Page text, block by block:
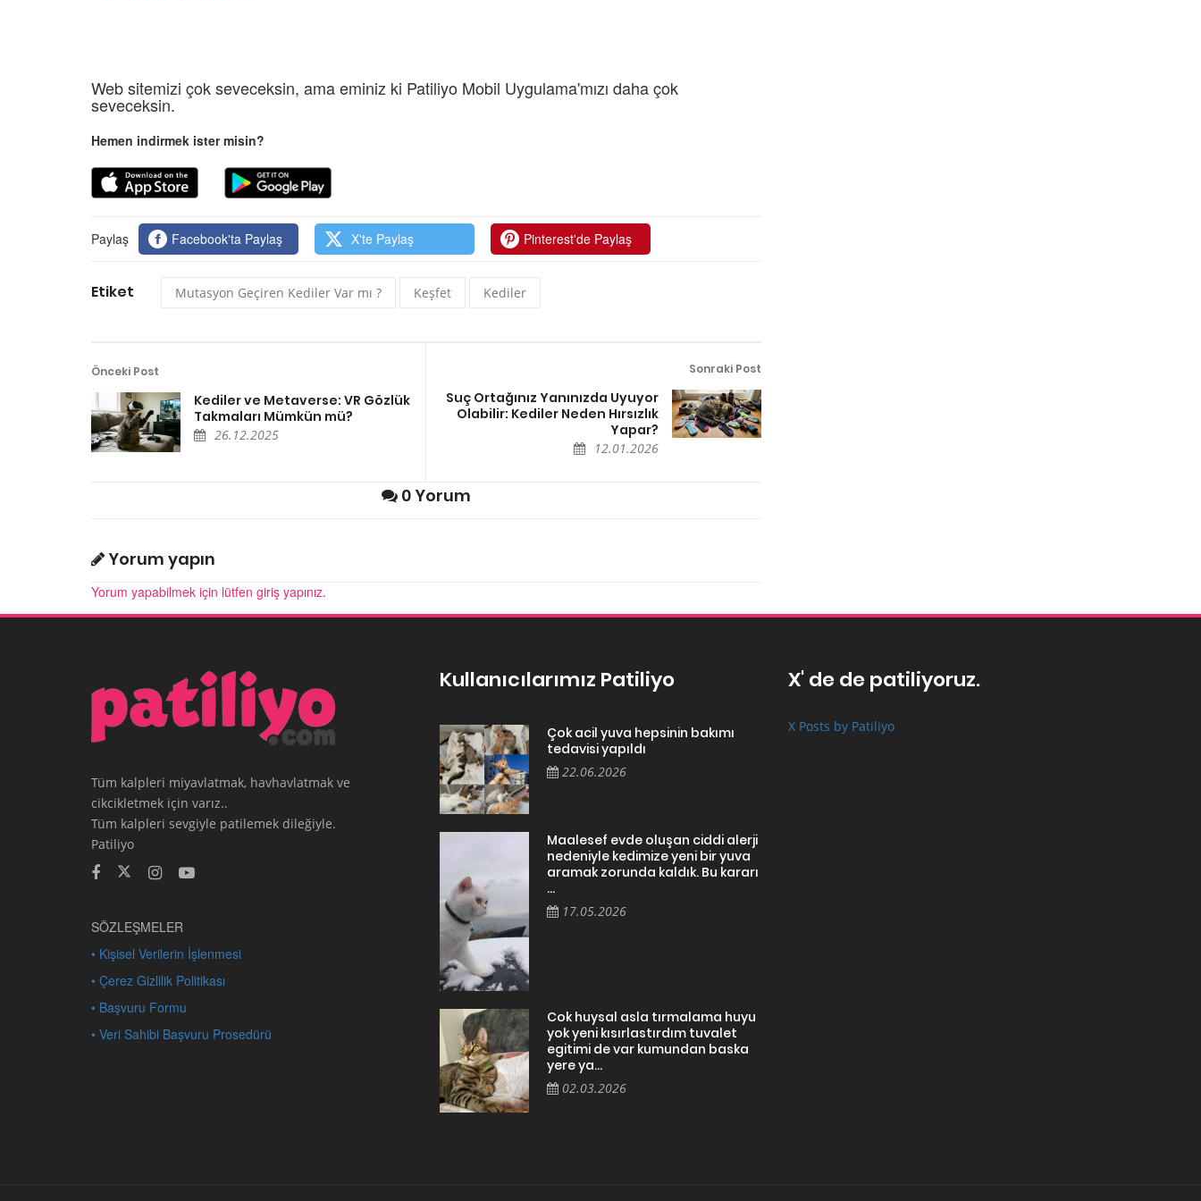
Web sitemizi çok seveceksin, ama eminiz ki Patiliyo Mobil Uygulama'mızı daha çok
seveceksin.
Hemen indirmek ister misin?
Paylaş Facebook'ta Paylaş X'te Paylaş Pinterest'de Paylaş
Etiket Mutasyon Geçiren Kediler Var mı ? Keşfet Kediler
Önceki Post
Kediler ve Metaverse: VR Gözlük
Takmaları Mümkün mü?
26.12.2025
Sonraki Post
Suç Ortağınız Yanınızda Uyuyor
Olabilir: Kediler Neden Hırsızlık
Yapar?
12.01.2026
0 Yorum
Yorum yapın
Yorum yapabilmek için lütfen giriş yapınız.
Tüm kalpleri miyavlatmak, havhavlatmak ve
cikcikletmek için varız..
Tüm kalpleri sevgiyle patilemek dileğiyle.
Patiliyo
SÖZLEŞMELER
• Kişisel Verilerin İşlenmesi
• Çerez Gizlilik Politikası
• Başvuru Formu
• Veri Sahibi Başvuru Prosedürü
Kullanıcılarımız Patiliyo
Çok acil yuva hepsinin bakımı
tedavisi yapıldı
22.06.2026
Maalesef evde oluşan ciddi alerji
nedeniyle kedimize yeni bir yuva
aramak zorunda kaldık. Bu kararı
...
17.05.2026
Cok huysal asla tırmalama huyu
yok yeni kısırlastırdım tuvalet
egitimi de var kumundan baska
yere ya...
02.03.2026
X' de de patiliyoruz.
X Posts by Patiliyo